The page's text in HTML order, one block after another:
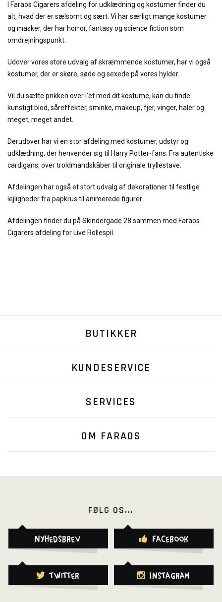
I Faraos Cigarers afdeling for udklædning og kostumer finder du
alt, hvad der er sælsomt og sært. Vi har særligt mange kostumer
og masker, der har horror, fantasy og science fiction som
omdrejningspunkt.
Udover vores store udvalg af skræmmende kostumer, har vi også
kostumer, der er skøre, søde og sexede på vores hylder.
Vil du sætte prikken over i’et med dit kostume, kan du finde
kunstigt blod, såreffekter, sminke, makeup, fjer, vinger, haler og
meget, meget andet.
Derudover har vi en stor afdeling med kostumer, udstyr og
udklædning, der henvender sig til Harry Potter-fans. Fra autentiske
cardigans, over troldmandskåber til originale tryllestave.
Afdelingen har også et stort udvalg af dekorationer til festlige
lejligheder fra papkrus til animerede figurer.
Afdelingen finder du på Skindergade 28 sammen med Faraos
Cigarers afdeling for Live Rollespil.
BUTIKKER
KUNDESERVICE
SERVICES
OM FARAOS
FØLG OS...
Nyhedsbrev Facebook
Twitter Instagram